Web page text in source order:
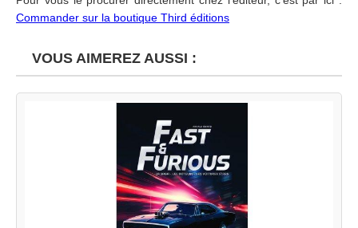
Commander sur la boutique Third éditions
VOUS AIMEREZ AUSSI :